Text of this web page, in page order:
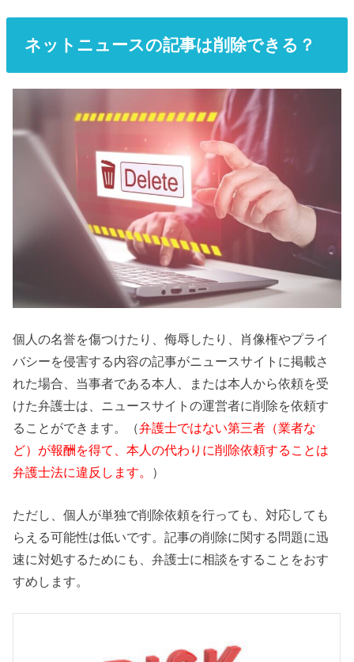
ネットニュースの記事は削除できる？
個人の名誉を傷つけたり、侮辱したり、肖像権やプライ
バシーを侵害する内容の記事がニュースサイトに掲載さ
れた場合、当事者である本人、または本人から依頼を受
けた弁護士は、ニュースサイトの運営者に削除を依頼す
ることができます。（弁護士ではない第三者（業者な
ど）が報酬を得て、本人の代わりに削除依頼することは
弁護士法に違反します。 ）
ただし、個人が単独で削除依頼を行っても、対応しても
らえる可能性は低いです。記事の削除に関する問題に迅
速に対処するためにも、弁護士に相談をすることをおす
すめします。